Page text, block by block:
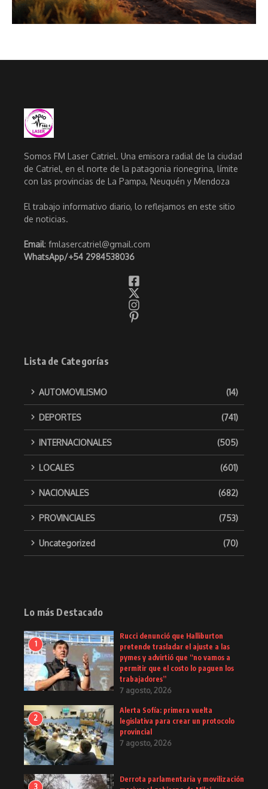
Somos FM Laser Catriel. Una emisora radial de la ciudad
de Catriel, en el norte de la patagonia rionegrina, límite
con las provincias de La Pampa, Neuquén y Mendoza
El trabajo informativo diario, lo reflejamos en este sitio
de noticias.
Email: fmlasercatriel@gmail.com
WhatsApp/+54 2984538036
Lista de Categorías
AUTOMOVILISMO (14)
DEPORTES (741)
INTERNACIONALES (505)
LOCALES (601)
NACIONALES (682)
PROVINCIALES (753)
Uncategorized (70)
Lo más Destacado
1
Rucci denunció que Halliburton
pretende trasladar el ajuste a las
pymes y advirtió que “no vamos a
permitir que el costo lo paguen los
trabajadores”
7 agosto, 2026
2
Alerta Sofía: primera vuelta
legislativa para crear un protocolo
provincial
7 agosto, 2026
3
Derrota parlamentaria y movilización